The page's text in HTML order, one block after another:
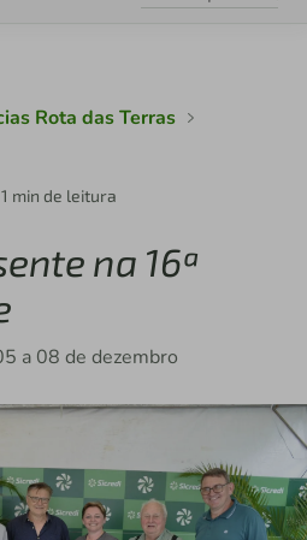
Rota das Terras
1 min de leitura
na 16ª
a 08 de dezembro